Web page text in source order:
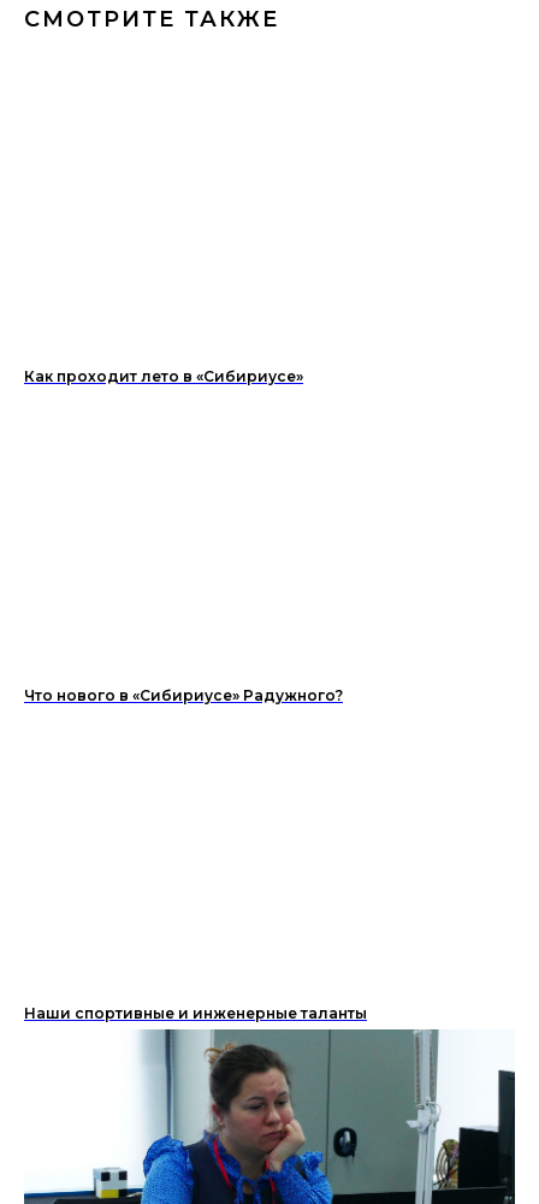
СМОТРИТЕ ТАКЖЕ
Как проходит лето в «Сибириусе»
Что нового в «Сибириусе» Радужного?
Наши спортивные и инженерные таланты